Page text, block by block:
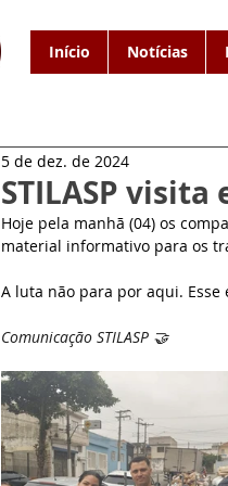
Início Notícias
STILASP
5 de dez. de 2024
Hoje pela manhã (04) os
material informativo para os
A luta não para por aqui. Esse
Comunicação STILASP 🤝